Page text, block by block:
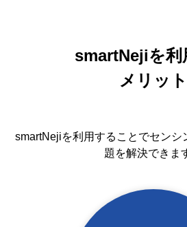
smartNejiを利
メリット
smartNejiを利用することでセンシ
題を解決できま